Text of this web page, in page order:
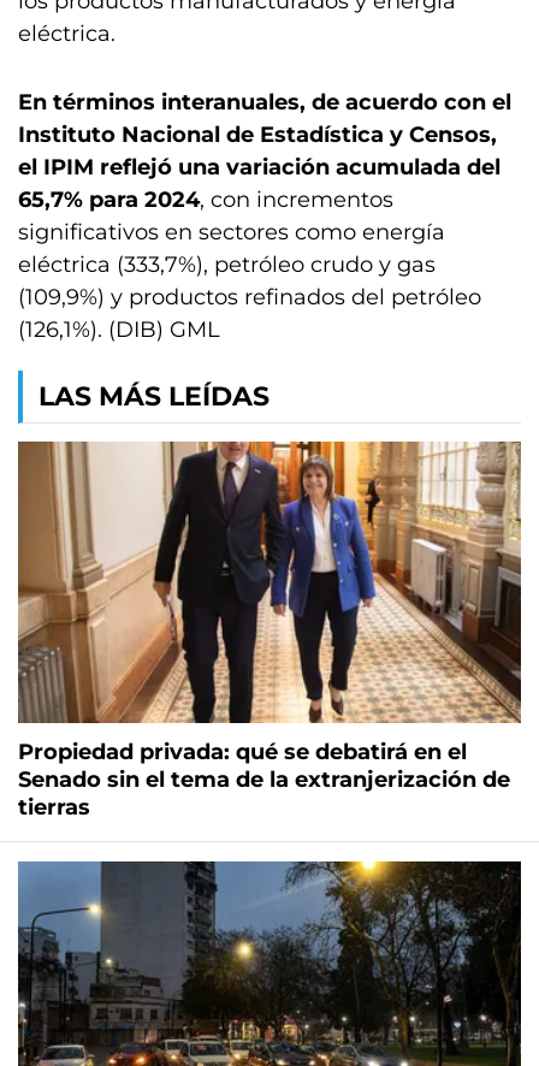
eléctrica.
En términos interanuales, de acuerdo con el
Instituto Nacional de Estadística y Censos,
el IPIM reflejó una variación acumulada del
65,7% para 2024, con incrementos
significativos en sectores como energía
eléctrica (333,7%), petróleo crudo y gas
(109,9%) y productos refinados del petróleo
(126,1%). (DIB) GML
LAS MÁS LEÍDAS
Propiedad privada: qué se debatirá en el
Senado sin el tema de la extranjerización de
tierras